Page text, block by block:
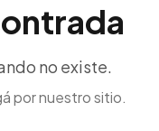
no existe.
por nuestro sitio.